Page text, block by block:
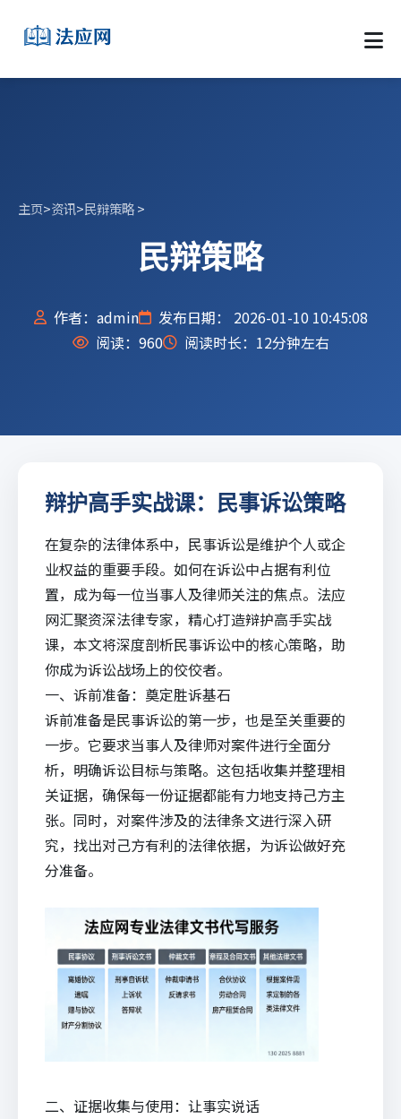
主页>资讯>民辩策略>
民辩策略
作者：admin
发布日期： 2026-01-10 10:45:08
阅读： 960 阅读时长：12分钟左右
辩护高手实战课：民事诉讼策略
在复杂的法律体系中，民事诉讼是维护个人或企
业权益的重要手段。如何在诉讼中占据有利位
置，成为每一位当事人及律师关注的焦点。 法应
网汇聚资深法律专家，精心打造辩护高手实战
课，本文将深度剖析民事诉讼中的核心策略，助
你成为诉讼战场上的佼佼者。
一、诉前准备：奠定胜诉基石
诉前准备是民事诉讼的第一步，也是至关重要的
一步。它要求当事人及律师对案件进行全面分
析，明确诉讼目标与策略。这包括收集并整理相
关证据，确保每一份证据都能有力地支持己方主
张。同时，对案件涉及的法律条文进行深入研
究，找出对己方有利的法律依据，为诉讼做好充
分准备。
二、证据收集与使用：让事实说话